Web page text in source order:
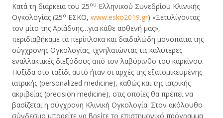
Κατά τη διάρκεια του 25ου Ελληνικού Συνεδρίου Κλινικής
Ογκολογίας (25ο ΕΣΚΟ, www.esko2019.gr) «Ξετυλίγοντας
τον μίτο της Αριάδνης…για κάθε ασθενή μας»,
περιδιαβήκαμε τα περίπλοκα και δαιδαλώδη μονοπάτια της
σύγχρονης Ογκολογίας, ιχνηλατώντας τις καλύτερες
εναλλακτικές διεξόδους από τον λαβύρινθο του καρκίνου.
Πυξίδα στο ταξίδι αυτό ήταν οι αρχές της εξατομικευμένης
ιατρικής (personalized medicine), καθώς και της ιατρικής
ακριβείας (precision medicine), στις οποίες θα πρέπει να
βασίζεται η σύγχρονη Κλινική Ογκολογία. Στον ακόλουθο
σύνδεσμο μπορείτε να βρείτε το επιστημονικό πρόγραμμα